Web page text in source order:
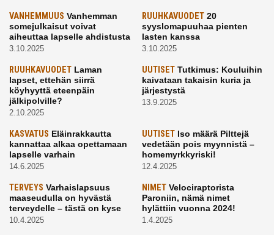
VANHEMMUUS Vanhemman
somejulkaisut voivat
aiheuttaa lapselle ahdistusta
3.10.2025
RUUHKAVUODET20
syyslomapuuhaa pienten
lasten kanssa
3.10.2025
RUUHKAVUODET Laman
lapset, ettehän siirrä
köyhyyttä eteenpäin
jälkipolville?
2.10.2025
UUTISETTutkimus: Kouluihin
kaivataan takaisin kuria ja
järjestystä
13.9.2025
KASVATUS Eläinrakkautta
kannattaa alkaa opettamaan
lapselle varhain
14.6.2025
UUTISETIso määrä Pilttejä
vedetään pois myynnistä –
homemyrkkyriski!
12.4.2025
TERVEYS Varhaislapsuus
maaseudulla on hyvästä
terveydelle – tästä on kyse
10.4.2025
NIMETVelociraptorista
Paroniin, nämä nimet
hylättiin vuonna 2024!
1.4.2025